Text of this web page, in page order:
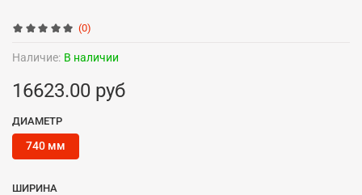
(0)
Наличие: В наличии
16623.00 руб
ДИАМЕТР
740 мм
ШИРИНА